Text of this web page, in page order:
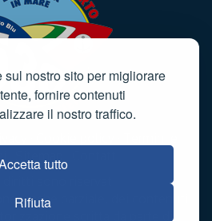
nostro sito per migliorare
fornire contenuti
il nostro traffico.
tutto
Rifiuta
anche parziale, dei contenuti